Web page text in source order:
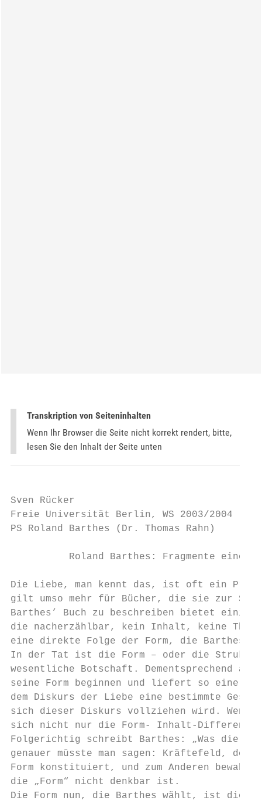
Transkription von Seiteninhalten
Wenn Ihr Browser die Seite nicht korrekt rendert, bitte,
lesen Sie den Inhalt der Seite unten
Sven Rücker
Freie Universität Berlin, WS 2003/2004
PS Roland Barthes (Dr. Thomas Rahn)
Roland Barthes: Fragmente einer
Die Liebe, man kennt das, ist oft ein
gilt umso mehr für Bücher, die sie zur
Barthes’ Buch zu beschreiben bietet
die nacherzählbar, kein Inhalt, keine
eine direkte Folge der Form, die Barthes
In der Tat ist die Form – oder die
wesentliche Botschaft. Dementsprechend
seine Form beginnen und liefert so eine Art
dem Diskurs der Liebe eine bestimmte
sich dieser Diskurs vollziehen wird.
sich nicht nur die Form- Inhalt-Differenz
Folgerichtig schreibt Barthes: „Was die
genauer müsste man sagen: Kräftefeld,
Form konstituiert, und zum Anderen
die „Form“ nicht denkbar ist.
Die Form nun, die Barthes wählt, ist die